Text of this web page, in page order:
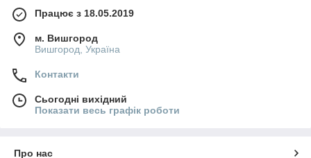
Працює з 18.05.2019
м. Вишгород
Вишгород, Україна
Контакти
Сьогодні вихідний
Показати весь графік роботи
Про нас